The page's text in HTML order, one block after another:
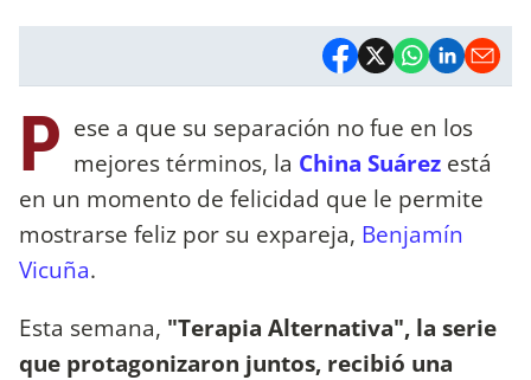
P ese a que su separación no fue en los
mejores términos, la China Suárez está
en un momento de felicidad que le permite
mostrarse feliz por su expareja, Benjamín
Vicuña.
Esta semana, "Terapia Alternativa", la serie
que protagonizaron juntos, recibió una